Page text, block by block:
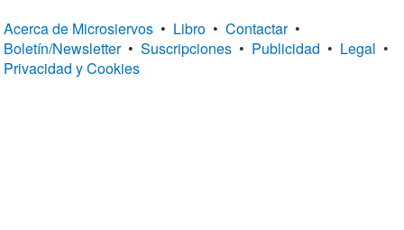
Acerca de Microsiervos • Libro • Contactar •
Boletín/Newsletter • Suscripciones • Publicidad • Legal •
Privacidad y Cookies